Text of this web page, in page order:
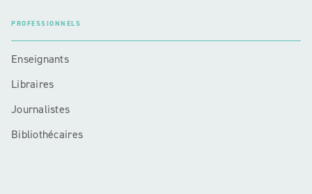
PROFESSIONNELS
Enseignants
Libraires
Journalistes
Bibliothécaires